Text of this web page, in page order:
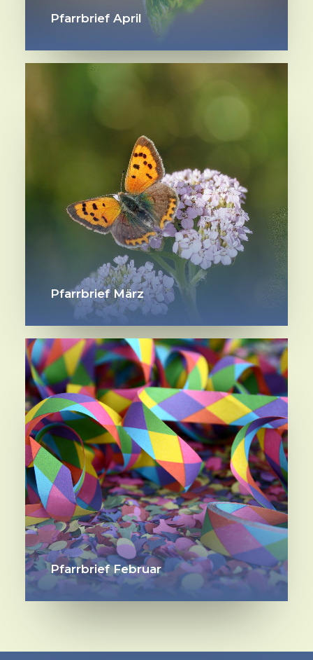
Pfarrbrief April
Pfarrbrief März
Pfarrbrief Februar